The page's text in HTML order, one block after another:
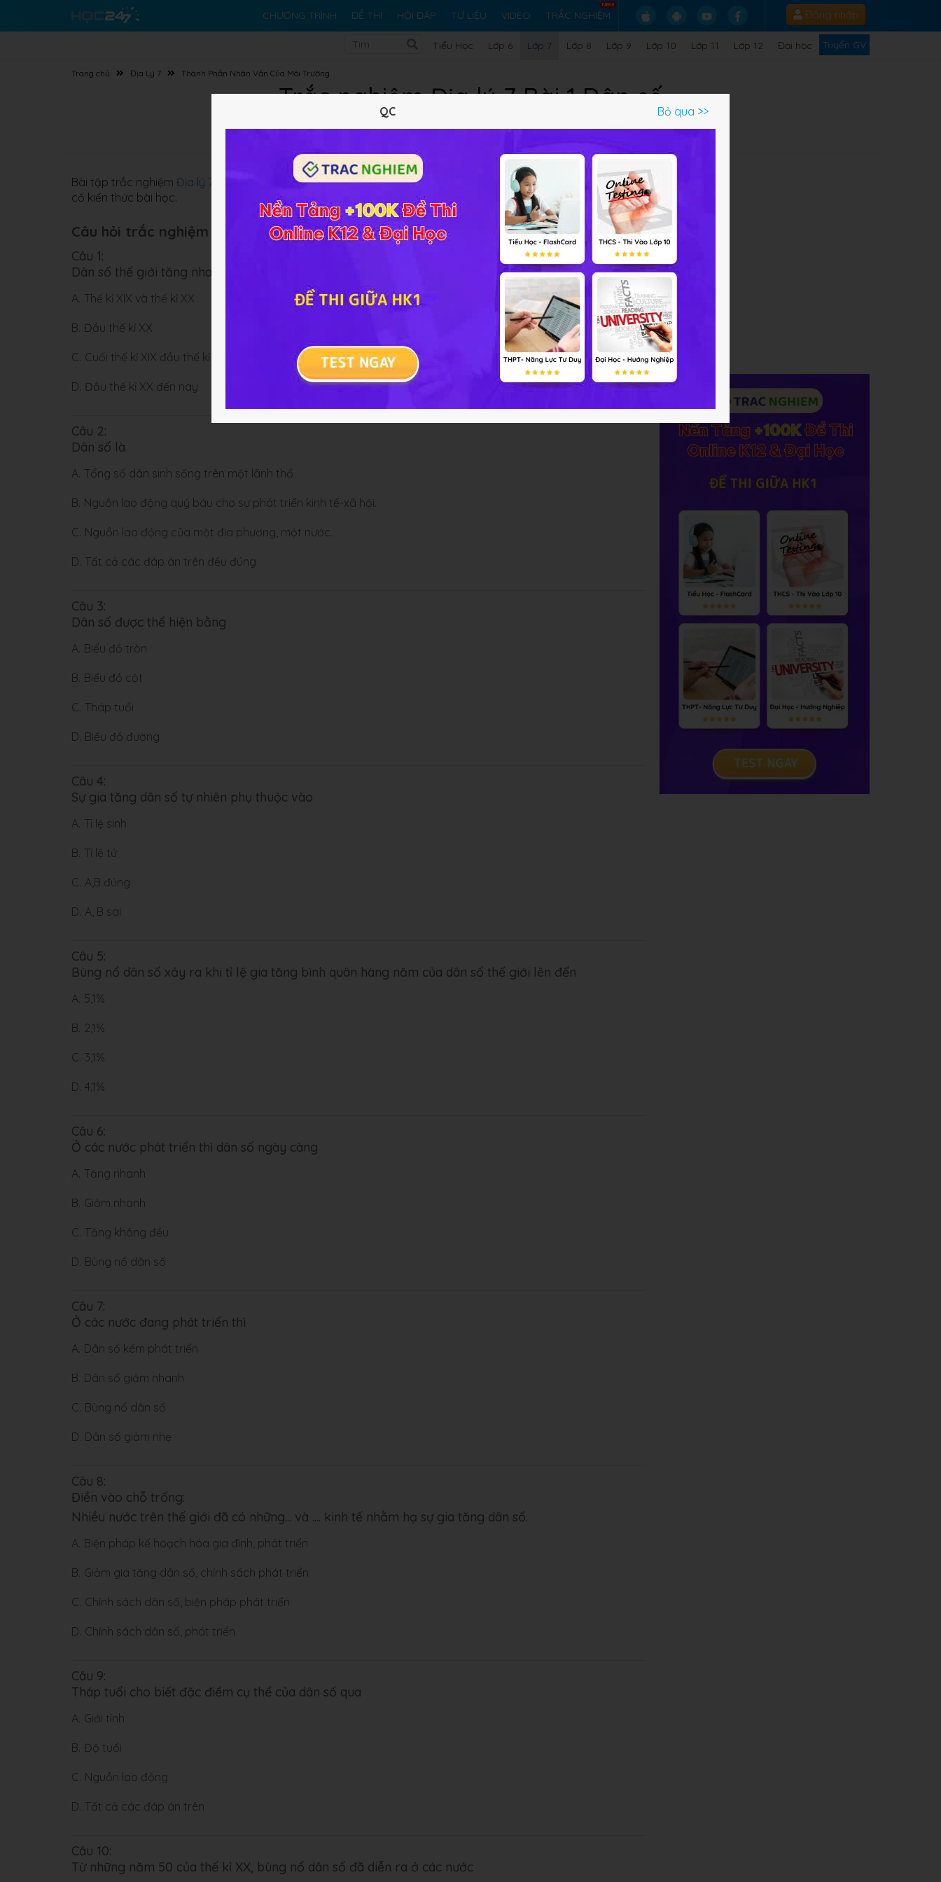
CHƯƠNG TRÌNH ĐỀ THI HỎI ĐÁP TƯ LIỆU VIDEO TRẮC NGHIỆM Đăng nhập
Tiểu Học Lớp 6 Lớp 7 Lớp 8 Lớp 9 Lớp 10 Lớp 11 Lớp 12 Đại học Tuyển GV
Trang chủ Địa Lý 7 Thành Phần Nhân Văn Của Môi Trường
Trắc nghiệm Địa lý 7 Bài 1 Dân số
Bài tập trắc nghiệm Địa lý 7 Bài 1 Dân sốonline đầy đủ đáp án và lời giải giúp các em tự luyện tập và củng
cố kiến thức bài học.
Câu hỏi trắc nghiệm (10 câu):
Câu 1:
Dân số thế giới tăng nhanh khoảng thời gian nào?
A. Thế kỉ XIX và thế kỉ XX
B. Đầu thế kỉ XX
C. Cuối thế kỉ XIX đầu thế kỉ XX
D. Đầu thế kỉ XX đến nay
Câu 2:
Dân số là
A. Tổng số dân sinh sống trên một lãnh thổ
B. Nguồn lao động quý báu cho sự phát triển kinh tế-xã hội.
C. Nguồn lao động của một địa phương, một nước.
D. Tất cả các đáp án trên đều đúng
Câu 3:
Dân số được thể hiện bằng
A. Biểu đồ tròn
B. Biểu đồ cột
C. Tháp tuổi
D. Biểu đồ đường
Câu 4:
Sự gia tăng dân số tự nhiên phụ thuộc vào
A. Tỉ lệ sinh
B. Tỉ lệ tử
C. A,B đúng
D. A, B sai
Câu 5:
Bùng nổ dân số xảy ra khi tỉ lệ gia tăng bình quân hàng năm của dân số thế giới lên đến
A. 5,1%
B. 2,1%
C. 3,1%
D. 4,1%
Câu 6:
Ở các nước phát triển thì dân số ngày càng
A. Tăng nhanh
B. Giảm nhanh
C. Tăng không đều
D. Bùng nổ dân số
Câu 7:
Ở các nước đang phát triển thì
A. Dân số kém phát triển
B. Dân số giảm nhanh
C. Bùng nổ dân số
D. Dân số giảm nhẹ
Câu 8:
Điền vào chỗ trống:
Nhiều nước trên thế giới đã có những... và .... kinh tế nhằm hạ sự gia tăng dân số.
A. Biện pháp kế hoạch hóa gia đình, phát triển
B. Giảm gia tăng dân số, chính sách phát triển
C. Chính sách dân số, biện pháp phát triển
D. Chính sách dân số, phát triển
Câu 9:
Tháp tuổi cho biết đặc điểm cụ thể của dân số qua
A. Giới tính
B. Độ tuổi
C. Nguồn lao động
D. Tất cả các đáp án trên
Câu 10:
Từ những năm 50 của thế kỉ XX, bùng nổ dân số đã diễn ra ở các nước
QC Bỏ qua >>